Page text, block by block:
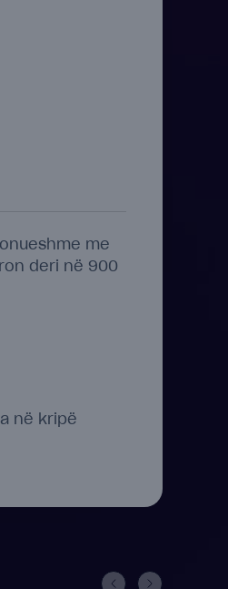
me
deri në 900
në kripë